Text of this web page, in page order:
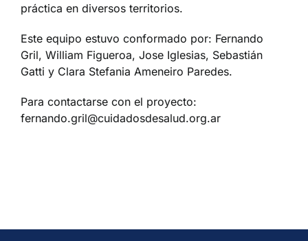
práctica en diversos territorios.
Este equipo estuvo conformado por: Fernando
Gril, William Figueroa, Jose Iglesias, Sebastián
Gatti y Clara Stefania Ameneiro Paredes.
Para contactarse con el proyecto:
fernando.gril@cuidadosdesalud.org.ar